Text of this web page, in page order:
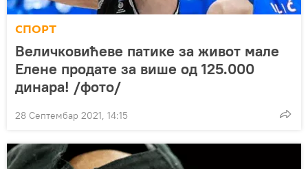
СПОРТ
Величковићеве патике за живот мале
Елене продате за више од 125.000
динара! /фото/
28 Септембар 2021, 14:15